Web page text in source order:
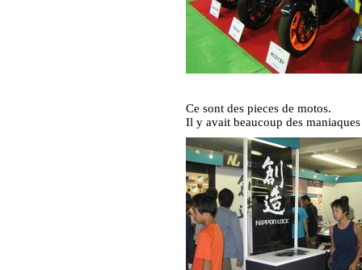
Ce sont des pieces de motos.
Il y avait beaucoup des